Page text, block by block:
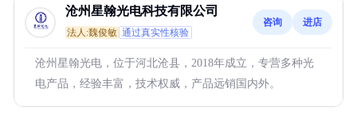
沧州星翰光电科技有限公司
法人:魏俊敏 通过真实性核验
咨询 进店
沧州星翰光电，位于河北沧县，2018年成立，专营多种光
电产品，经验丰富，技术权威，产品远销国内外。